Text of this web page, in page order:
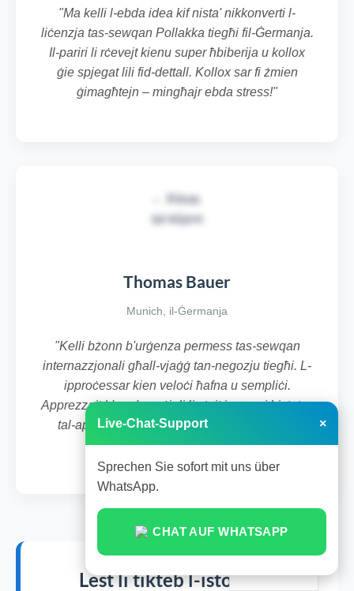
"Ma kelli l-ebda idea kif nista' nikkonverti l-
liċenzja tas-sewqan Pollakka tiegħi fil-Ġermanja.
Il-pariri li rċevejt kienu super ħbiberija u kollox
ġie spjegat lili fid-dettall. Kollox sar fi żmien
ġimagħtejn – mingħajr ebda stress!"
Thomas Bauer
Munich, il-Ġermanja
"Kelli bżonn b'urġenza permess tas-sewqan
internazzjonali għall-vjaġġ tan-negozju tiegħi. L-
ipproċessar kien veloċi ħafna u sempliċi.
Apprezzajt b'mod speċjali li stajt insegwi l-istatus
tal-applikazzjoni tiegħi online. Servizz mill-
aqwa!"
Lest li tikteb l-istorja ta'
Live-Chat-Support ×
Sprechen Sie sofort mit uns über
WhatsApp.
CHAT AUF WHATSAPP